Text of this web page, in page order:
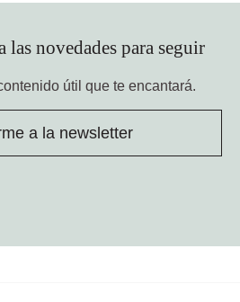
las novedades para seguir
útil que te encantará.
a la newsletter